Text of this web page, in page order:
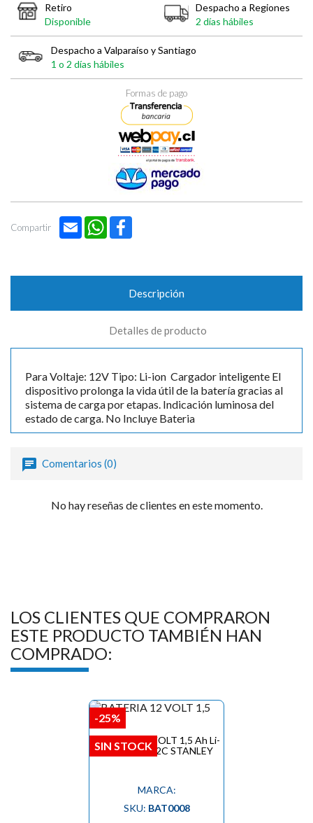
Retiro
Disponible
Despacho a Regiones
2 días hábiles
Despacho a Valparaíso y Santiago
1 o 2 días hábiles
Formas de pago
Compartir Email WhatsApp
Descripción
Detalles de producto
Para Voltaje: 12V Tipo: Li-ion Cargador inteligente El
dispositivo prolonga la vida útil de la batería gracias al
sistema de carga por etapas. Indicación luminosa del
estado de carga. No Incluye Bateria
Comentarios (0)
No hay reseñas de clientes en este momento.
LOS CLIENTES QUE COMPRARON
ESTE PRODUCTO TAMBIÉN HAN
COMPRADO:
BATERIA 12 VOLT 1,5 Ah Li-
Ion SB12S-B2C STANLEY
MARCA:
SKU: BAT0008
-25%
SIN STOCK